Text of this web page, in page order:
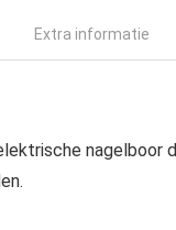
Extra informatie